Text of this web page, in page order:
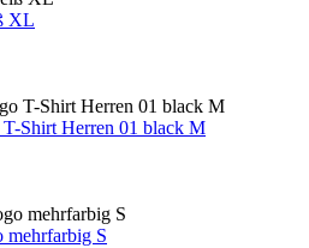
XL
Shirt Herren 01 black M
mehrfarbig S